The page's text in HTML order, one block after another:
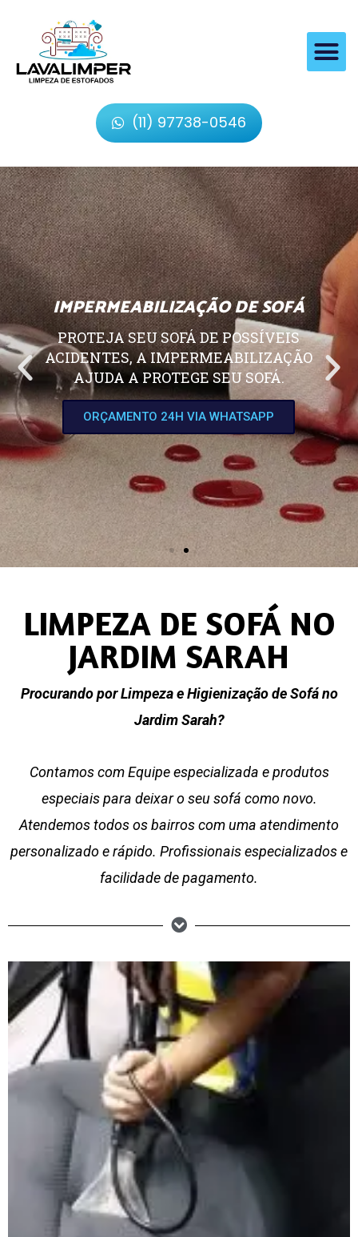
(11) 97738-0546
IMPERMEABILIZAÇÃO DE SOFÁ
PROTEJA SEU SOFÁ DE POSSÍVEIS
ACIDENTES, A IMPERMEABILIZAÇÃO
AJUDA A PROTEGE SEU SOFÁ.
ORÇAMENTO 24H VIA WHATSAPP
LIMPEZA DE SOFÁ NO
JARDIM SARAH
Procurando por Limpeza e Higienização de Sofá no
Jardim Sarah?
Contamos com Equipe especializada e produtos
especiais para deixar o seu sofá como novo.
Atendemos todos os bairros com uma atendimento
personalizado e rápido. Profissionais especializados e
facilidade de pagamento.